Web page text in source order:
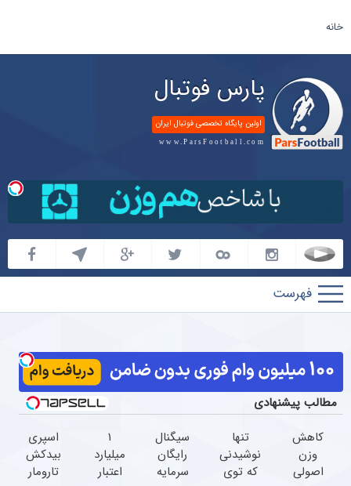
خانه
پارس فوتبال
اولین پایگاه تخصصی فوتبال ایران
www.ParsFootball.com
پارس
فوتبال
مطالب پیشنهادی
کاهش
وزن
اصولی
تنها
نوشیدنی
که توی
سیگنال
رایگان
سرمایه
۱
میلیارد
اعتبار
اسپری
بیدکش
تارومار